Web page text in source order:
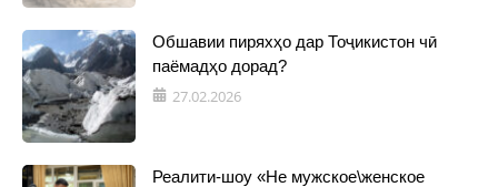
Обшавии пиряхҳо дар Тоҷикистон чӣ
паёмадҳо дорад?
27.02.2026
Реалити-шоу «Не мужское\женское